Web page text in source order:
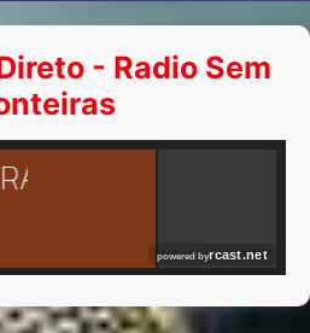
- Radio Sem